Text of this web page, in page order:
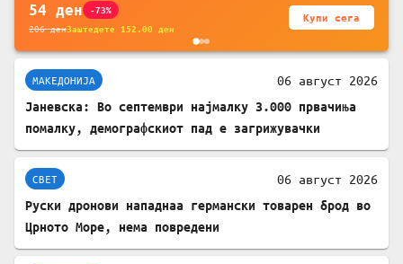
54 ден -73%
206денЗаштедете 152.00 ден
Купи сега
МАКЕДОНИЈА 06 август 2026
Јаневска: Во септември најмалку 3.000 првачиња
помалку, демографскиот пад е загрижувачки
СВЕТ 06 август 2026
Руски дронови нападнаа германски товарен брод во
Црното Море, нема повредени